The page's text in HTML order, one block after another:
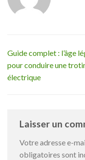
Guide complet : l’âge
pour conduire une
électrique
Laisser un
Votre adresse e-
obligatoires sont